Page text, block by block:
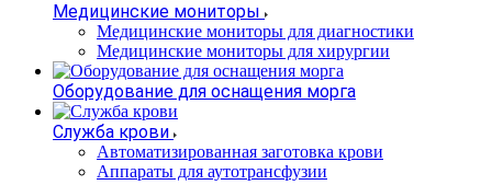
Медицинские мониторы
Медицинские мониторы для диагностики
Медицинские мониторы для хирургии
Оборудование для оснащения морга
Служба крови
Автоматизированная заготовка крови
Аппараты для аутотрансфузии